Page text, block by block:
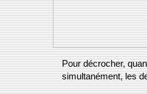
Pour décrocher,
simultanément, les